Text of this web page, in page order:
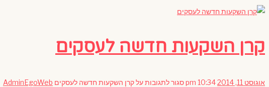
קרן השקעות חדשה לעסקים
אוגוסט 11, 2014 10:34 pm סגור לתגובותעל קרן השקעות חדשה לעסקים AdminEgoWeb